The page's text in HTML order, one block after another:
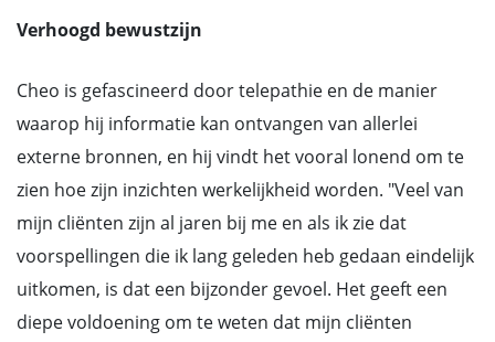
Verhoogd bewustzijn
Cheo is gefascineerd door telepathie en de manier
waarop hij informatie kan ontvangen van allerlei
externe bronnen, en hij vindt het vooral lonend om te
zien hoe zijn inzichten werkelijkheid worden. "Veel van
mijn cliënten zijn al jaren bij me en als ik zie dat
voorspellingen die ik lang geleden heb gedaan eindelijk
uitkomen, is dat een bijzonder gevoel. Het geeft een
diepe voldoening om te weten dat mijn cliënten